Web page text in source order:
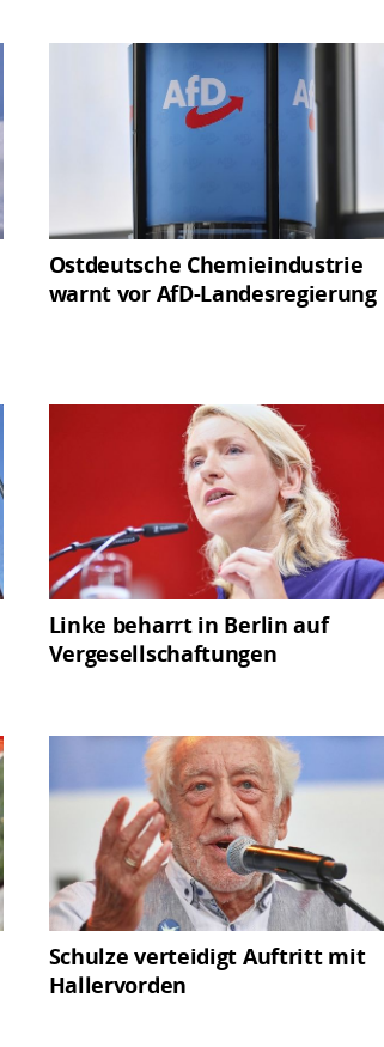
Ostdeutsche Chemieindustrie
warnt vor AfD-Landesregierung
Linke beharrt in Berlin auf
Vergesellschaftungen
Schulze verteidigt Auftritt mit
Hallervorden